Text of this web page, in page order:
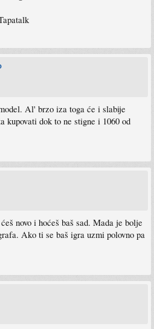
Al' brzo iza toga će i slabije
kupovati dok to ne stigne i 1060 od
novo i hoćeš baš sad. Mada je bolje
Ako ti se baš igra uzmi polovno pa